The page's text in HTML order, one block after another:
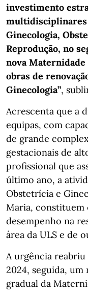
investimento
multidisciplinares
Ginecologia,
Reprodução, no
nova Maternidade
obras de
Ginecologia”,
Acrescenta que a
equipas, com
de grande
gestacionais de
profissional que
último ano, a
Obstetrícia e
Maria, constituem
desempenho na
área da ULS e de
A urgência reabriu
2024, seguida,
gradual da